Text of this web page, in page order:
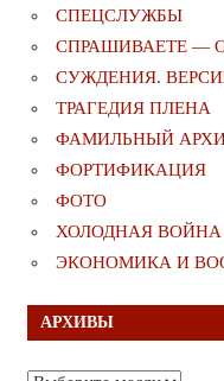
СПЕЦСЛУЖБЫ
СПРАШИВАЕТЕ —
СУЖДЕНИЯ.
ТРАГЕДИЯ ПЛЕНА
ФАМИЛЬНЫЙ
ФОРТИФИКАЦИЯ
ФОТО
ХОЛОДНАЯ ВОЙНА
ЭКОНОМИКА И
АРХИВЫ